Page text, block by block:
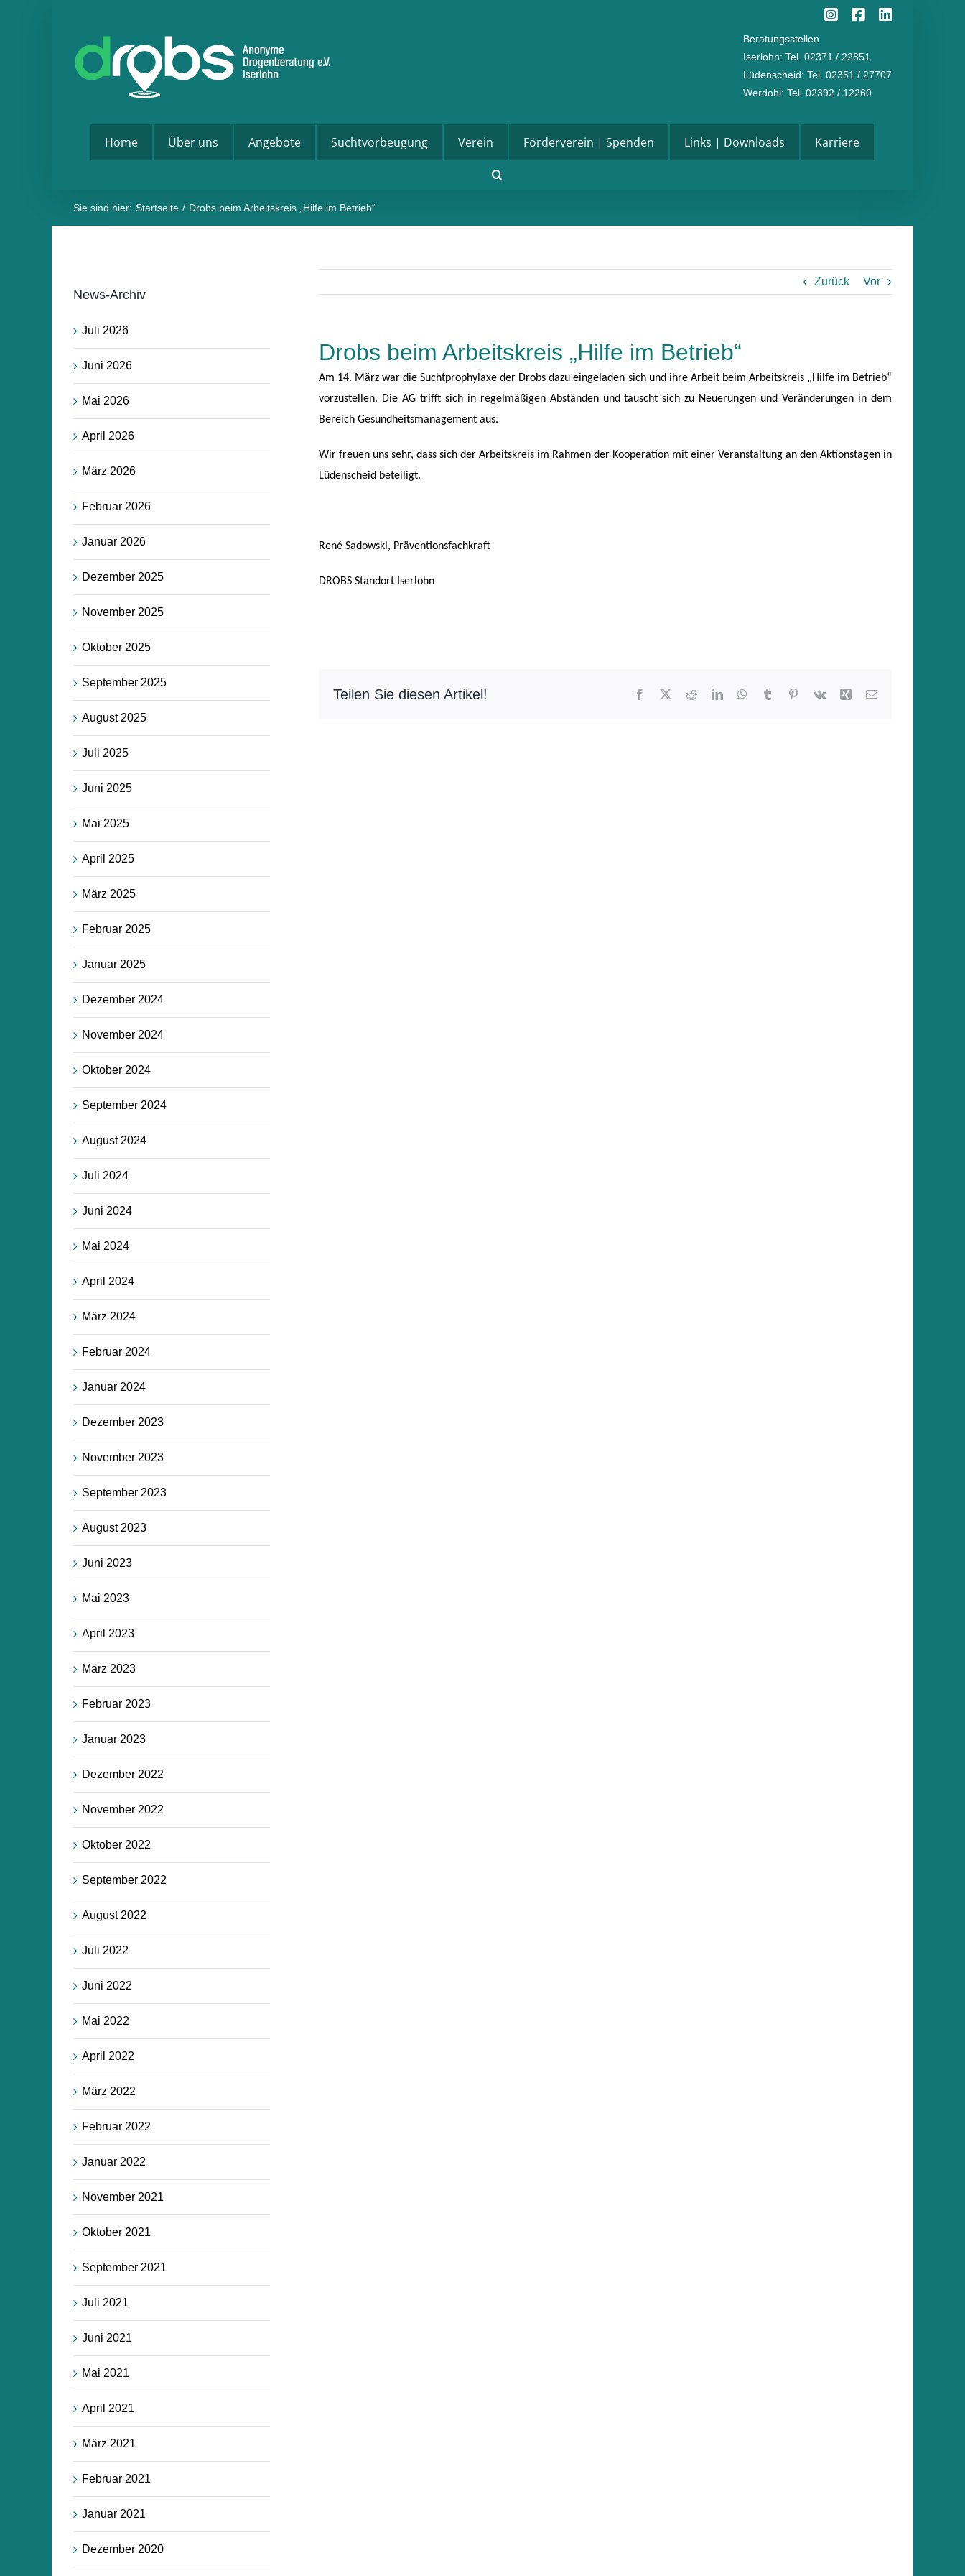
Instagram
Facebook
Beratungsstellen
Iserlohn: Tel. 02371 / 22851
Lüdenscheid: Tel. 02351 / 27707
Werdohl: Tel. 02392 / 12260
Home Über uns Angebote Suchtvorbeugung Verein Förderverein | Spenden Links | Downloads Karriere
Sie sind hier: Startseite Drobs beim Arbeitskreis „Hilfe im Betrieb“
Zurück Vor
Drobs beim Arbeitskreis „Hilfe im Betrieb“
Am 14. März war die Suchtprophylaxe der Drobs dazu eingeladen sich und ihre Arbeit beim Arbeitskreis „Hilfe im Betrieb“
vorzustellen. Die AG trifft sich in regelmäßigen Abständen und tauscht sich zu Neuerungen und Veränderungen in dem
Bereich Gesundheitsmanagement aus.
Wir freuen uns sehr, dass sich der Arbeitskreis im Rahmen der Kooperation mit einer Veranstaltung an den Aktionstagen in
Lüdenscheid beteiligt.
René Sadowski, Präventionsfachkraft
DROBS Standort Iserlohn
Teilen Sie diesen Artikel! Facebook RedditLinkedInWhatsApp
Tumblr Pinterest
Vk Xing E-
News-Archiv
Juli 2026
Juni 2026
Mai 2026
April 2026
März 2026
Februar 2026
Januar 2026
Dezember 2025
November 2025
Oktober 2025
September 2025
August 2025
Juli 2025
Juni 2025
Mai 2025
April 2025
März 2025
Februar 2025
Januar 2025
Dezember 2024
November 2024
Oktober 2024
September 2024
August 2024
Juli 2024
Juni 2024
Mai 2024
April 2024
März 2024
Februar 2024
Januar 2024
Dezember 2023
November 2023
September 2023
August 2023
Juni 2023
Mai 2023
April 2023
März 2023
Februar 2023
Januar 2023
Dezember 2022
November 2022
Oktober 2022
September 2022
August 2022
Juli 2022
Juni 2022
Mai 2022
April 2022
März 2022
Februar 2022
Januar 2022
November 2021
Oktober 2021
September 2021
Juli 2021
Juni 2021
Mai 2021
April 2021
März 2021
Februar 2021
Januar 2021
Dezember 2020